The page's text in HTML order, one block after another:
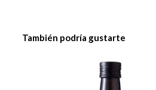
También podría gustarte